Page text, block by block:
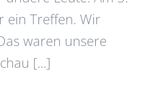
ein Treffen. Wir
waren unsere
[...]